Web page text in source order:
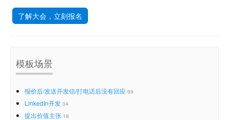
了解大会，立刻报名
模板场景
报价后/发送开发信/打电话后没有回应 69
LinkedIn开发 34
提出价值主张 18